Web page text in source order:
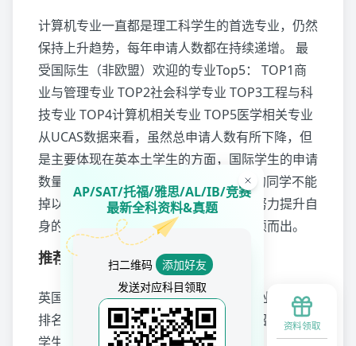
计算机专业一直都是理工科学生的首选专业，仍然
保持上升趋势，每年申请人数都在持续递增。 最
受国际生（非欧盟）欢迎的专业Top5： TOP1商
业与管理专业 TOP2社会科学专业 TOP3工程与科
技专业 TOP4计算机相关专业 TOP5医学相关专业
从UCAS数据来看，虽然总申请人数有所下降，但
是主要体现在英本土学生的方面，国际学生的申请
数量还在递增。所以，想要申请
24Fall
的同学不能
掉以轻心，还是需要早准备，早行动，努力提升自
身的综合能力，才能在众多申请者中脱颖而出。
推荐阅读
英国留学如何选校？2024 CUG工程类专业及院校
排名推荐，申请标化及语言要求分析介绍
英国留
学生出国有哪些必备APP？学习Google
资料领取
AP/SAT/托福/雅思/AL/IB/竞赛
最新全科资料&真题
扫二维码
添加好友
发送对应科目领取